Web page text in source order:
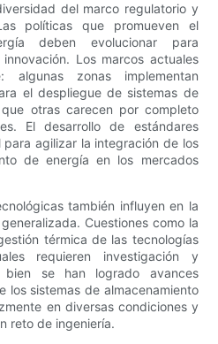
del marco regulatorio y
políticas que promueven el
deben evolucionar para
Los marcos actuales
algunas zonas implementan
el despliegue de sistemas de
que otras carecen por completo
El desarrollo de estándares
para agilizar la integración de los
de energía en los mercados
también influyen en la
Cuestiones como la
térmica de las tecnologías
requieren investigación y
bien se han logrado avances
los sistemas de almacenamiento
en diversas condiciones y
reto de ingeniería.